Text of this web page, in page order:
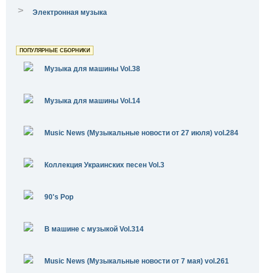
> Электронная музыка
ПОПУЛЯРНЫЕ СБОРНИКИ
Музыка для машины Vol.38
Музыка для машины Vol.14
Music News (Музыкальные новости от 27 июля) vol.284
Коллекция Украинских песен Vol.3
90's Pop
В машине с музыкой Vol.314
Music News (Музыкальные новости от 7 мая) vol.261